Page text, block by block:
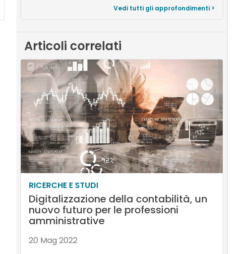
Vedi tutti gli approfondimenti >
Articoli correlati
RICERCHE E STUDI
Digitalizzazione della contabilità, un
nuovo futuro per le professioni
amministrative
20 Mag 2022